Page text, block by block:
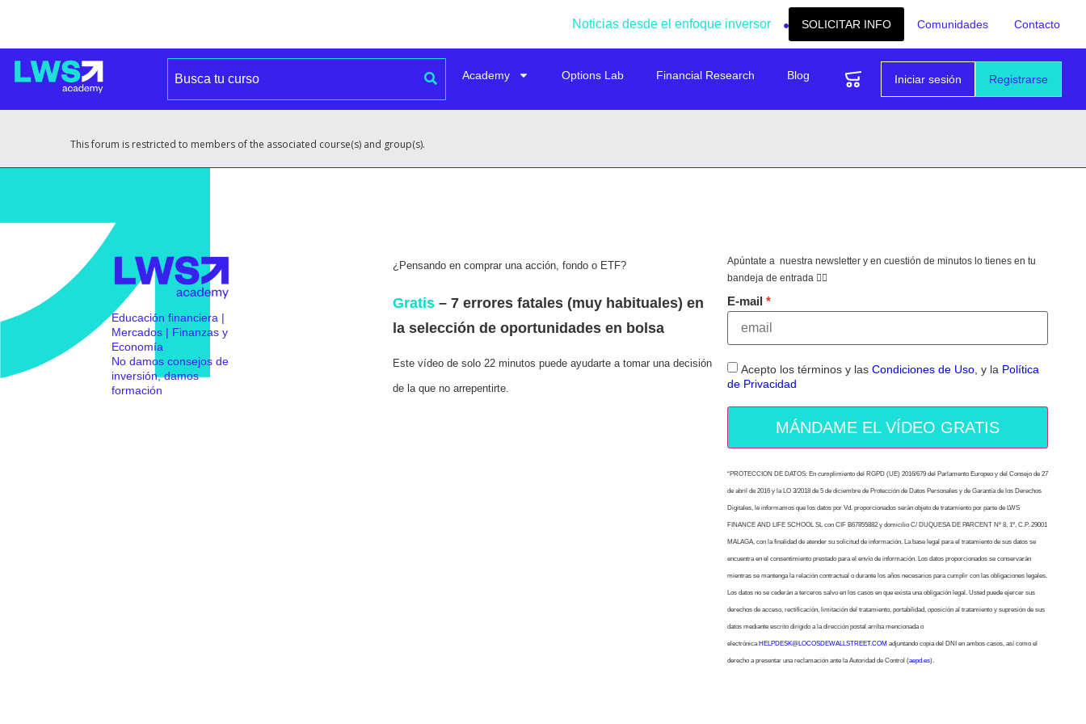
Noticias desde el enfoque inversor SOLICITAR INFO Comunidades Contacto
Registrarse
Iniciar sesión
Academy Options Lab Financial Research Blog
This forum is restricted to members of the associated course(s) and group(s).
Educación financiera |
Mercados | Finanzas y
Economía
No damos consejos de
inversión, damos
formación
¿Pensando en comprar una acción, fondo o ETF?
Gratis– 7 errores fatales (muy habituales) en
la selección de oportunidades en bolsa
Este vídeo de solo 22 minutos puede ayudarte a tomar una decisión
de la que no arrepentirte.
Apúntate a nuestra newsletter y en cuestión de minutos lo tienes en tu
bandeja de entrada 👇🏻
E-mail
Acepto los términos y las Condiciones de Uso, y la Política
de Privacidad
MÁNDAME EL VÍDEO GRATIS
“PROTECCION DE DATOS: En cumplimiento del RGPD (UE) 2016/679 del Parlamento Europeo y del Consejo de 27
de abril de 2016 y la LO 3/2018 de 5 de diciembre de Protección de Datos Personales y de Garantía de los Derechos
Digitales, le informamos que los datos por Vd. proporcionados serán objeto de tratamiento por parte de LWS
FINANCE AND LIFE SCHOOL SL con CIF B67855882 y domicilio C/ DUQUESA DE PARCENT Nº 8, 1º, C.P. 29001
MALAGA, con la finalidad de atender su solicitud de información. La base legal para el tratamiento de sus datos se
encuentra en el consentimiento prestado para el envío de información. Los datos proporcionados se conservarán
mientras se mantenga la relación contractual o durante los años necesarios para cumplir con las obligaciones legales.
Los datos no se cederán a terceros salvo en los casos en que exista una obligación legal. Usted puede ejercer sus
derechos de acceso, rectificación, limitación del tratamiento, portabilidad, oposición al tratamiento y supresión de sus
datos mediante escrito dirigido a la dirección postal arriba mencionada o
electrónica HELPDESK@LOCOSDEWALLSTREET.COM adjuntando copia del DNI en ambos casos, así como el
derecho a presentar una reclamación ante la Autoridad de Control (aepd.es).